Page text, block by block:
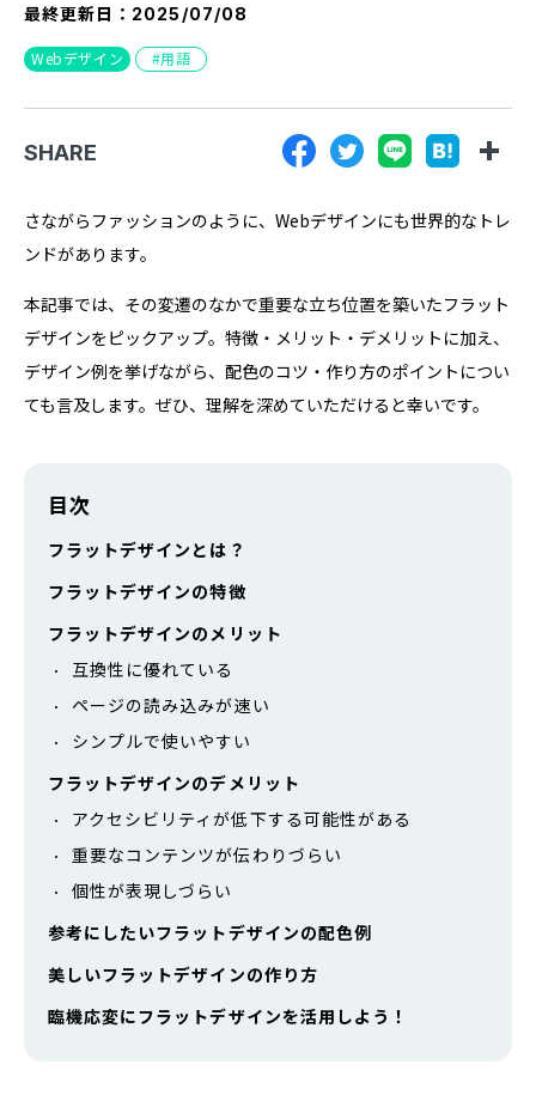
利用規約
広告掲載に関する規約
特定商取引法に基づく表記
プライバシーポリシー
最終更新日： 2025/07/08
Webデザイン 用語
SHARE
さながらファッションのように、Webデザインにも世界的なトレ
ンドがあります。
本記事では、その変遷のなかで重要な立ち位置を築いたフラット
デザインをピックアップ。特徴・メリット・デメリットに加え、
デザイン例を挙げながら、配色のコツ・作り方のポイントについ
ても言及します。ぜひ、理解を深めていただけると幸いです。
目次
フラットデザインとは？
フラットデザインの特徴
フラットデザインのメリット
互換性に優れている
ページの読み込みが速い
シンプルで使いやすい
フラットデザインのデメリット
アクセシビリティが低下する可能性がある
重要なコンテンツが伝わりづらい
個性が表現しづらい
参考にしたいフラットデザインの配色例
美しいフラットデザインの作り方
臨機応変にフラットデザインを活用しよう！